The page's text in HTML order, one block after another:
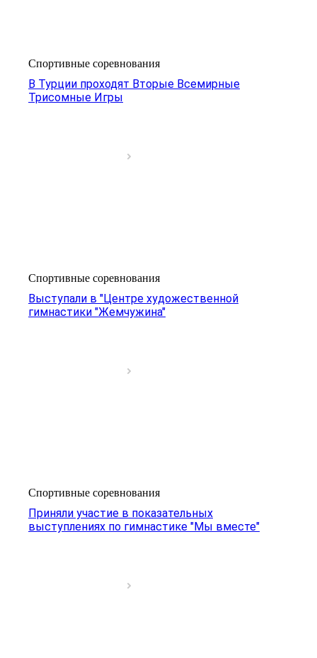
Спортивные соревнования
В Турции проходят Вторые Всемирные
Трисомные Игры
Спортивные соревнования
Выступали в "Центре художественной
гимнастики "Жемчужина"
Спортивные соревнования
Приняли участие в показательных
выступлениях по гимнастике "Мы вместе"